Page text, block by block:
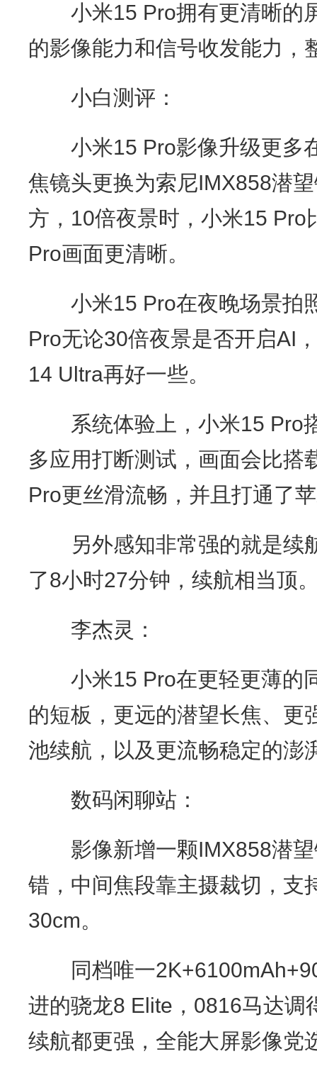
小米15 Pro拥有更清晰的
的影像能力和信号收发能力，
小白测评：
小米15 Pro影像升级更多
焦镜头更换为索尼IMX858潜
方，10倍夜景时，小米15
Pro画面更清晰。
小米15 Pro在夜晚场景拍
Pro无论30倍夜景是否开启AI
14 Ultra再好一些。
系统体验上，小米15 Pro
多应用打断测试，画面会比搭
Pro更丝滑流畅，并且打通了
另外感知非常强的就是续
了8小时27分钟，续航相当顶
李杰灵：
小米15 Pro在更轻更薄的
的短板，更远的潜望长焦、更
池续航，以及更流畅稳定的澎
数码闲聊站：
影像新增一颗IMX858潜望
错，中间焦段靠主摄裁切，支
30cm。
同档唯一
进的骁龙8 Elite，0816马达调
续航都更强，全能大屏影像党